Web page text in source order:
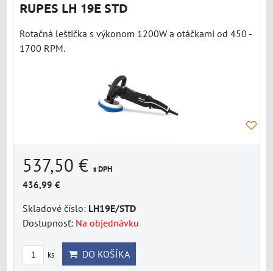
RUPES LH 19E STD
Rotačná leštička s výkonom 1200W a otáčkami od 450 -
1700 RPM.
537,50 € s DPH
436,99 €
Skladové číslo: LH19E/STD
Dostupnosť: Na objednávku
ks DO KOŠÍKA